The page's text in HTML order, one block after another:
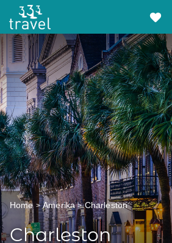
Home Amerika Charleston
Charleston